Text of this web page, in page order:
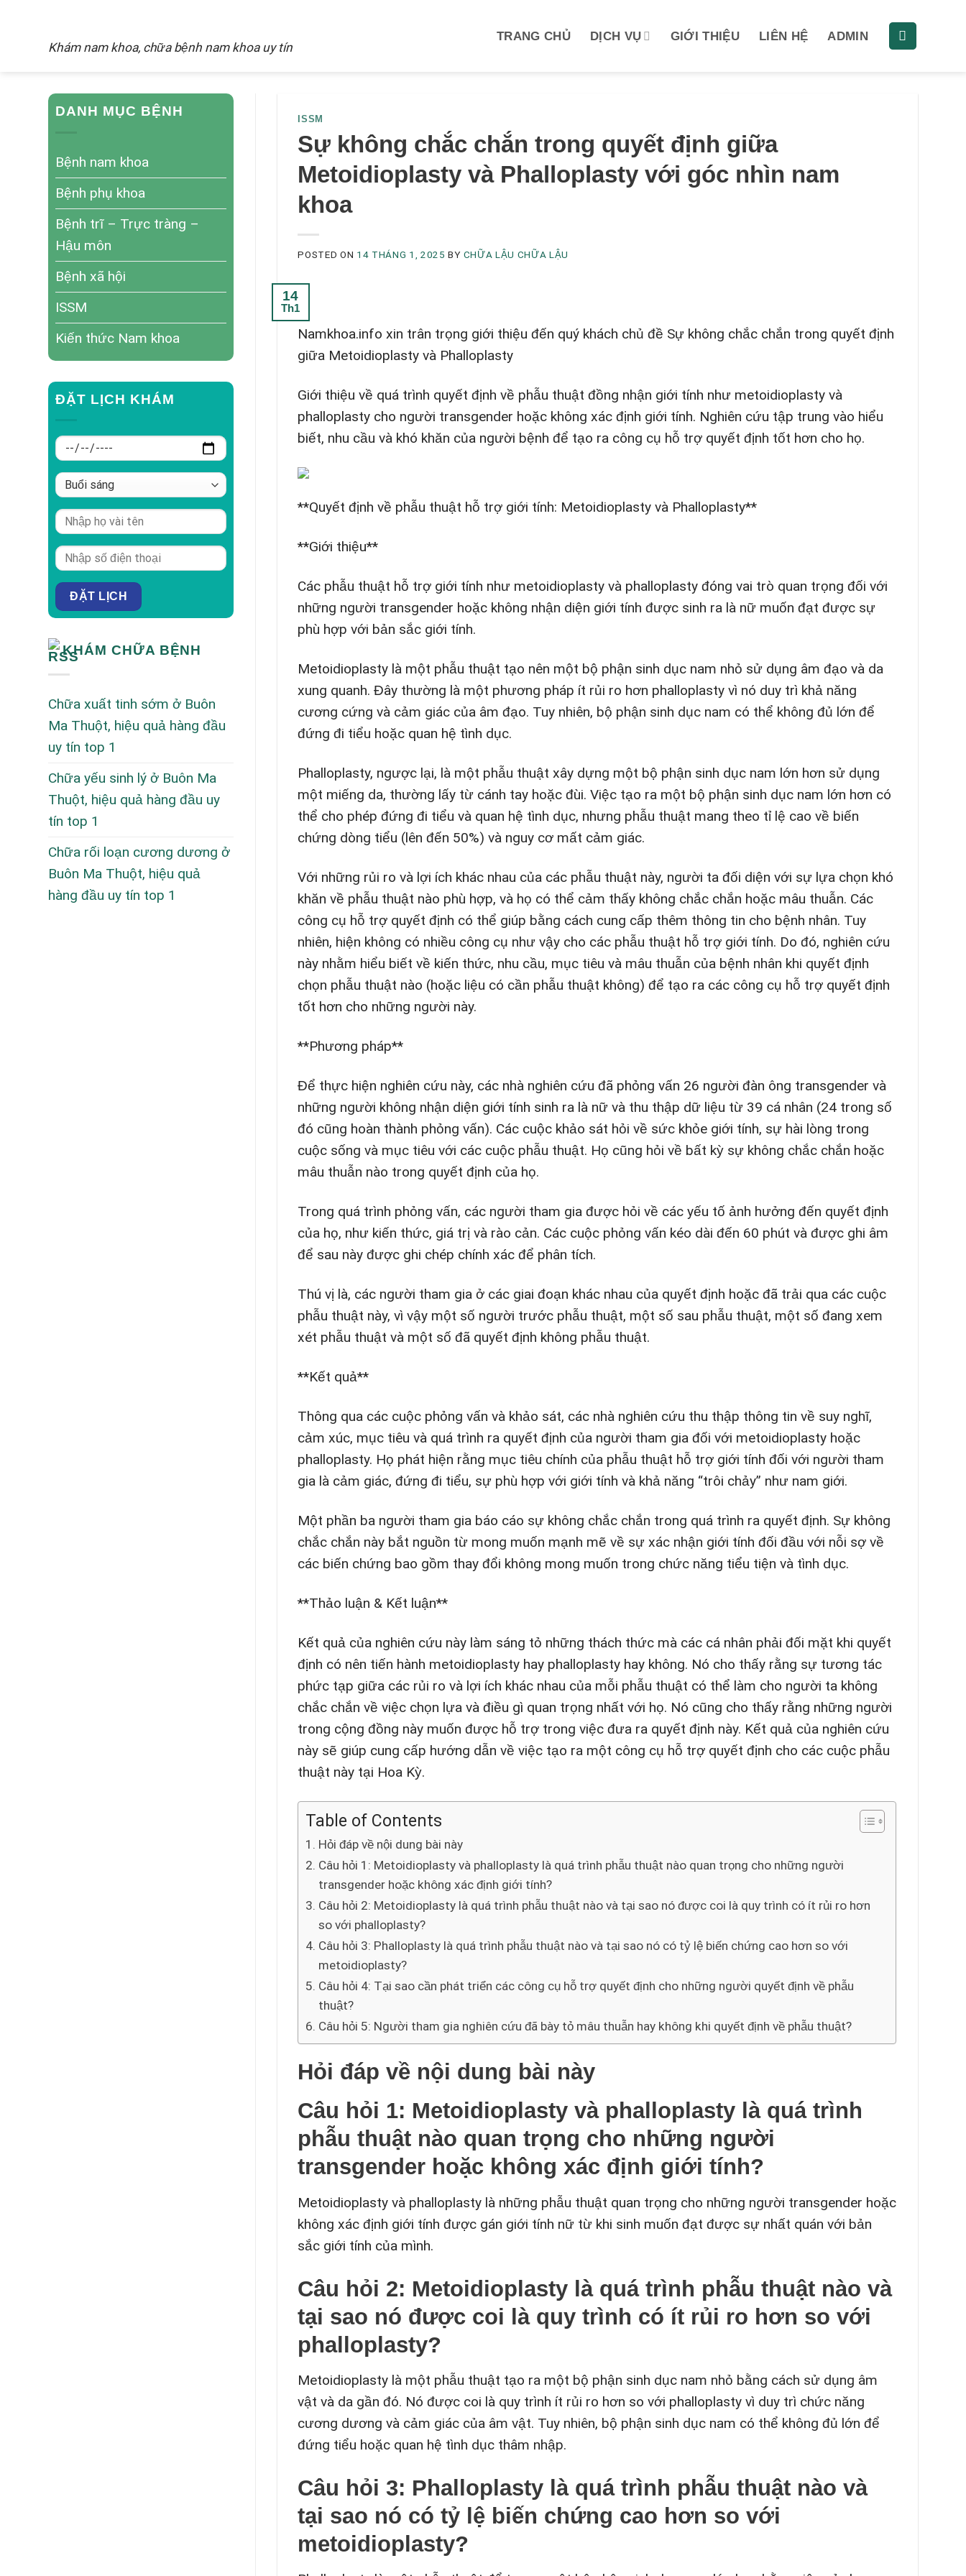
Khám nam khoa, chữa bệnh nam khoa uy tín
TRANG CHỦ DỊCH VỤ GIỚI THIỆU LIÊN HỆ ADMIN
DANH MỤC BỆNH
Bệnh nam khoa
Bệnh phụ khoa
Bệnh trĩ – Trực tràng –
Hậu môn
Bệnh xã hội
ISSM
Kiến thức Nam khoa
ĐẶT LỊCH KHÁM
KHÁM CHỮA BỆNH
Chữa xuất tinh sớm ở Buôn
Ma Thuột, hiệu quả hàng đầu
uy tín top 1
Chữa yếu sinh lý ở Buôn Ma
Thuột, hiệu quả hàng đầu uy
tín top 1
Chữa rối loạn cương dương ở
Buôn Ma Thuột, hiệu quả
hàng đầu uy tín top 1
ISSM
Sự không chắc chắn trong quyết định giữa
Metoidioplasty và Phalloplasty với góc nhìn nam
khoa
POSTED ON 14 THÁNG 1, 2025 BY CHỮA LẬU CHỮA LẬU
14
Th1
Namkhoa.info xin trân trọng giới thiệu đến quý khách chủ đề Sự không chắc chắn trong quyết định
giữa Metoidioplasty và Phalloplasty
Giới thiệu về quá trình quyết định về phẫu thuật đồng nhận giới tính như metoidioplasty và
phalloplasty cho người transgender hoặc không xác định giới tính. Nghiên cứu tập trung vào hiểu
biết, nhu cầu và khó khăn của người bệnh để tạo ra công cụ hỗ trợ quyết định tốt hơn cho họ.
**Quyết định về phẫu thuật hỗ trợ giới tính: Metoidioplasty và Phalloplasty**
**Giới thiệu**
Các phẫu thuật hỗ trợ giới tính như metoidioplasty và phalloplasty đóng vai trò quan trọng đối với
những người transgender hoặc không nhận diện giới tính được sinh ra là nữ muốn đạt được sự
phù hợp với bản sắc giới tính.
Metoidioplasty là một phẫu thuật tạo nên một bộ phận sinh dục nam nhỏ sử dụng âm đạo và da
xung quanh. Đây thường là một phương pháp ít rủi ro hơn phalloplasty vì nó duy trì khả năng
cương cứng và cảm giác của âm đạo. Tuy nhiên, bộ phận sinh dục nam có thể không đủ lớn để
đứng đi tiểu hoặc quan hệ tình dục.
Phalloplasty, ngược lại, là một phẫu thuật xây dựng một bộ phận sinh dục nam lớn hơn sử dụng
một miếng da, thường lấy từ cánh tay hoặc đùi. Việc tạo ra một bộ phận sinh dục nam lớn hơn có
thể cho phép đứng đi tiểu và quan hệ tình dục, nhưng phẫu thuật mang theo tỉ lệ cao về biến
chứng dòng tiểu (lên đến 50%) và nguy cơ mất cảm giác.
Với những rủi ro và lợi ích khác nhau của các phẫu thuật này, người ta đối diện với sự lựa chọn khó
khăn về phẫu thuật nào phù hợp, và họ có thể cảm thấy không chắc chắn hoặc mâu thuẫn. Các
công cụ hỗ trợ quyết định có thể giúp bằng cách cung cấp thêm thông tin cho bệnh nhân. Tuy
nhiên, hiện không có nhiều công cụ như vậy cho các phẫu thuật hỗ trợ giới tính. Do đó, nghiên cứu
này nhằm hiểu biết về kiến thức, nhu cầu, mục tiêu và mâu thuẫn của bệnh nhân khi quyết định
chọn phẫu thuật nào (hoặc liệu có cần phẫu thuật không) để tạo ra các công cụ hỗ trợ quyết định
tốt hơn cho những người này.
**Phương pháp**
Để thực hiện nghiên cứu này, các nhà nghiên cứu đã phỏng vấn 26 người đàn ông transgender và
những người không nhận diện giới tính sinh ra là nữ và thu thập dữ liệu từ 39 cá nhân (24 trong số
đó cũng hoàn thành phỏng vấn). Các cuộc khảo sát hỏi về sức khỏe giới tính, sự hài lòng trong
cuộc sống và mục tiêu với các cuộc phẫu thuật. Họ cũng hỏi về bất kỳ sự không chắc chắn hoặc
mâu thuẫn nào trong quyết định của họ.
Trong quá trình phỏng vấn, các người tham gia được hỏi về các yếu tố ảnh hưởng đến quyết định
của họ, như kiến thức, giá trị và rào cản. Các cuộc phỏng vấn kéo dài đến 60 phút và được ghi âm
để sau này được ghi chép chính xác để phân tích.
Thú vị là, các người tham gia ở các giai đoạn khác nhau của quyết định hoặc đã trải qua các cuộc
phẫu thuật này, vì vậy một số người trước phẫu thuật, một số sau phẫu thuật, một số đang xem
xét phẫu thuật và một số đã quyết định không phẫu thuật.
**Kết quả**
Thông qua các cuộc phỏng vấn và khảo sát, các nhà nghiên cứu thu thập thông tin về suy nghĩ,
cảm xúc, mục tiêu và quá trình ra quyết định của người tham gia đối với metoidioplasty hoặc
phalloplasty. Họ phát hiện rằng mục tiêu chính của phẫu thuật hỗ trợ giới tính đối với người tham
gia là cảm giác, đứng đi tiểu, sự phù hợp với giới tính và khả năng “trôi chảy” như nam giới.
Một phần ba người tham gia báo cáo sự không chắc chắn trong quá trình ra quyết định. Sự không
chắc chắn này bắt nguồn từ mong muốn mạnh mẽ về sự xác nhận giới tính đối đầu với nỗi sợ về
các biến chứng bao gồm thay đổi không mong muốn trong chức năng tiểu tiện và tình dục.
**Thảo luận & Kết luận**
Kết quả của nghiên cứu này làm sáng tỏ những thách thức mà các cá nhân phải đối mặt khi quyết
định có nên tiến hành metoidioplasty hay phalloplasty hay không. Nó cho thấy rằng sự tương tác
phức tạp giữa các rủi ro và lợi ích khác nhau của mỗi phẫu thuật có thể làm cho người ta không
chắc chắn về việc chọn lựa và điều gì quan trọng nhất với họ. Nó cũng cho thấy rằng những người
trong cộng đồng này muốn được hỗ trợ trong việc đưa ra quyết định này. Kết quả của nghiên cứu
này sẽ giúp cung cấp hướng dẫn về việc tạo ra một công cụ hỗ trợ quyết định cho các cuộc phẫu
thuật này tại Hoa Kỳ.
Table of Contents
Hỏi đáp về nội dung bài này
Câu hỏi 1: Metoidioplasty và phalloplasty là quá trình phẫu thuật nào quan trọng cho những người
transgender hoặc không xác định giới tính?
Câu hỏi 2: Metoidioplasty là quá trình phẫu thuật nào và tại sao nó được coi là quy trình có ít rủi ro hơn
so với phalloplasty?
Câu hỏi 3: Phalloplasty là quá trình phẫu thuật nào và tại sao nó có tỷ lệ biến chứng cao hơn so với
metoidioplasty?
Câu hỏi 4: Tại sao cần phát triển các công cụ hỗ trợ quyết định cho những người quyết định về phẫu
thuật?
Câu hỏi 5: Người tham gia nghiên cứu đã bày tỏ mâu thuẫn hay không khi quyết định về phẫu thuật?
Hỏi đáp về nội dung bài này
Câu hỏi 1: Metoidioplasty và phalloplasty là quá trình
phẫu thuật nào quan trọng cho những người
transgender hoặc không xác định giới tính?
Metoidioplasty và phalloplasty là những phẫu thuật quan trọng cho những người transgender hoặc
không xác định giới tính được gán giới tính nữ từ khi sinh muốn đạt được sự nhất quán với bản
sắc giới tính của mình.
Câu hỏi 2: Metoidioplasty là quá trình phẫu thuật nào và
tại sao nó được coi là quy trình có ít rủi ro hơn so với
phalloplasty?
Metoidioplasty là một phẫu thuật tạo ra một bộ phận sinh dục nam nhỏ bằng cách sử dụng âm
vật và da gần đó. Nó được coi là quy trình ít rủi ro hơn so với phalloplasty vì duy trì chức năng
cương dương và cảm giác của âm vật. Tuy nhiên, bộ phận sinh dục nam có thể không đủ lớn để
đứng tiểu hoặc quan hệ tình dục thâm nhập.
Câu hỏi 3: Phalloplasty là quá trình phẫu thuật nào và
tại sao nó có tỷ lệ biến chứng cao hơn so với
metoidioplasty?